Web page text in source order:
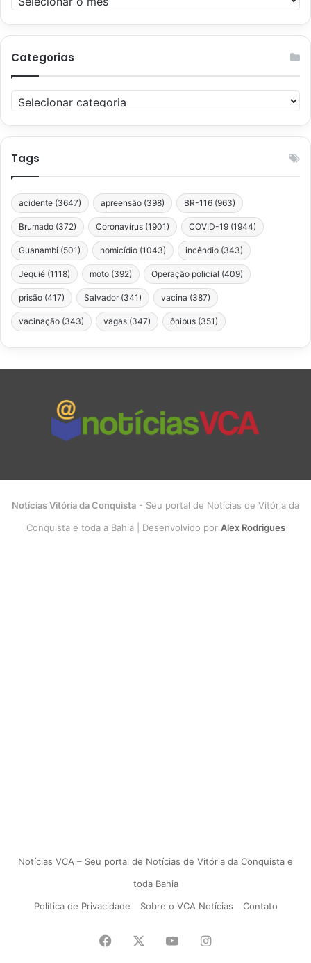
Categorias
Categorias
Tags
acidente (3647) apreensão (398) BR-116 (963)
Brumado (372) Coronavírus (1901) COVID-19 (1944)
Guanambi (501) homicídio (1043) incêndio (343)
Jequié (1118) moto (392) Operação policial (409)
prisão (417) Salvador (341) vacina (387)
vacinação (343) vagas (347) ônibus (351)
Notícias Vitória da Conquista - Seu portal de Notícias de Vitória da
Conquista e toda a Bahia | Desenvolvido por Alex Rodrigues
Notícias VCA – Seu portal de Notícias de Vitória da Conquista e
toda Bahia
Política de Privacidade
Sobre o VCA Notícias Contato
Facebook YouTubeInstagram